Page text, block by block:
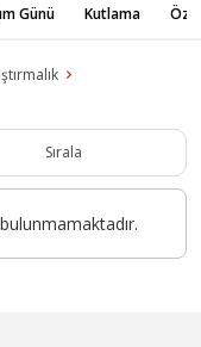
Günü Kutlama
Sırala